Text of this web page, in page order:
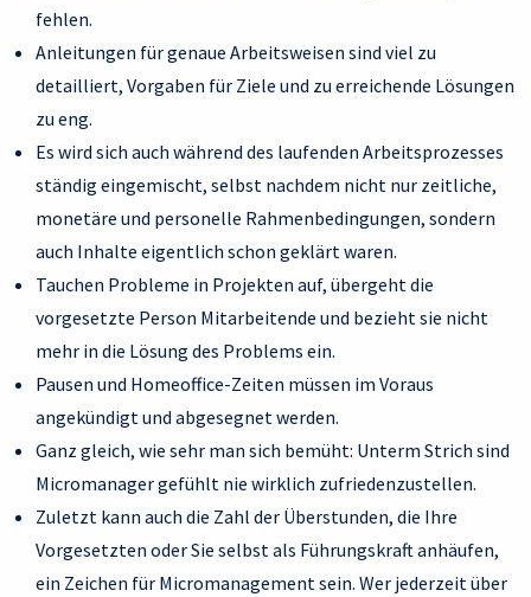
fehlen.
Anleitungen für genaue Arbeitsweisen sind viel zu
detailliert, Vorgaben für Ziele und zu erreichende Lösungen
zu eng.
Es wird sich auch während des laufenden Arbeitsprozesses
ständig eingemischt, selbst nachdem nicht nur zeitliche,
monetäre und personelle Rahmenbedingungen, sondern
auch Inhalte eigentlich schon geklärt waren.
Tauchen Probleme in Projekten auf, übergeht die
vorgesetzte Person Mitarbeitende und bezieht sie nicht
mehr in die Lösung des Problems ein.
Pausen und Homeoffice-Zeiten müssen im Voraus
angekündigt und abgesegnet werden.
Ganz gleich, wie sehr man sich bemüht: Unterm Strich sind
Micromanager gefühlt nie wirklich zufriedenzustellen.
Zuletzt kann auch die Zahl der Überstunden, die Ihre
Vorgesetzten oder Sie selbst als Führungskraft anhäufen,
ein Zeichen für Micromanagement sein. Wer jederzeit über